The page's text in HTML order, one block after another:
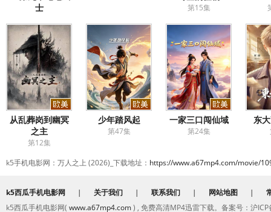
士
第15集
从乱葬岗到幽冥
之主
第12集
少年踏风起
第47集
一家三口闯仙域
第24集
东
k5手机电影网：万人之上 (2026)_下载地址： https://www.a67mp4.com/movie/
k5西瓜手机电影网 | 关于我们 | 联系我们 | 网站地图 |
k5西瓜手机电影网( www.a67mp4.com) , 免费高清MP4迅雷下载。备案号：沪